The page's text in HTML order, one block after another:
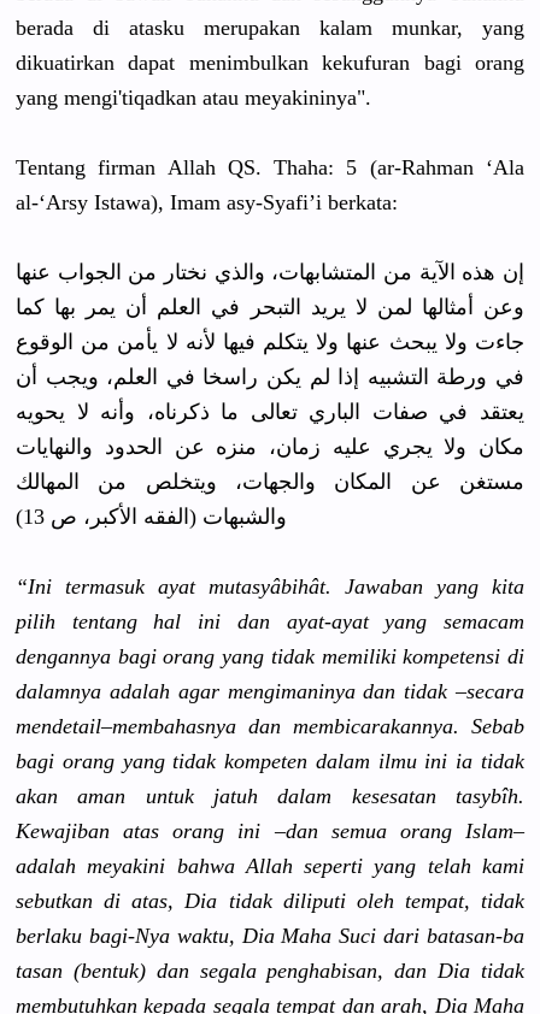
berada di atasku merupakan kalam munkar, yang
dikuatirkan dapat menimbulkan kekufuran bagi orang
yang mengi'tiqadkan atau meyakininya".
Tentang firman Allah QS. Thaha: 5 (ar-Rahman‘Ala
al-‘Arsy Istawa), Imam asy-Syafi’i berkata:
إن هذه الآية من المتشابهات، والذي نختار من الجواب عنها
وعن أمثالها لمن لا يريد التبحر في العلم أن يمر بها كما
جاءت ولا يبحث عنها ولا يتكلم فيها لأنه لا يأمن من الوقوع
في ورطة التشبيه إذا لم يكن راسخا في العلم، ويجب أن
يعتقد في صفات الباري تعالى ما ذكرناه، وأنه لا يحويه
مكان ولا يجري عليه زمان، منزه عن الحدود والنهايات
مستغن عن المكان والجهات، ويتخلص من المهالك
والشبهات (الفقه الأكبر، ص 13)
“Ini termasuk ayat mutasyâbihât. Jawaban yang kita
pilih tentang hal ini dan ayat-ayat yang semacam
dengannya bagi orang yang tidak memiliki kompetensi di
dalamnya adalah agar mengimaninya dan tidak –secara
mendetail–membahasnya dan membicarakannya. Sebab
bagi orang yang tidak kompeten dalam ilmu ini ia tidak
akan aman untuk jatuh dalam kesesatan tasybîh.
Kewajiban atas orang ini –dan semua orang Islam–
adalah meyakini bahwa Allah seperti yang telah kami
sebutkan di atas, Dia tidak diliputi oleh tempat, tidak
berlaku bagi-Nya waktu, Dia Maha Suci dari batasan-ba
tasan (bentuk) dan segala penghabisan, dan Dia tidak
membutuhkan kepada segala tempat dan arah, Dia Maha